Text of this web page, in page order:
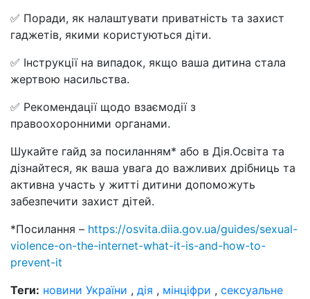
✅ Поради, як налаштувати приватність та захист
гаджетів, якими користуються діти.
✅ Інструкції на випадок, якщо ваша дитина стала
жертвою насильства.
✅ Рекомендації щодо взаємодії з
правоохоронними органами.
Шукайте гайд за посиланням* або в Дія.Освіта та
дізнайтеся, як ваша увага до важливих дрібниць та
активна участь у житті дитини допоможуть
забезпечити захист дітей.
*Посилання – https://osvita.diia.gov.ua/guides/sexual-
violence-on-the-internet-what-it-is-and-how-to-
prevent-it
Теги: новини України , дія , мінціфри , сексуальне